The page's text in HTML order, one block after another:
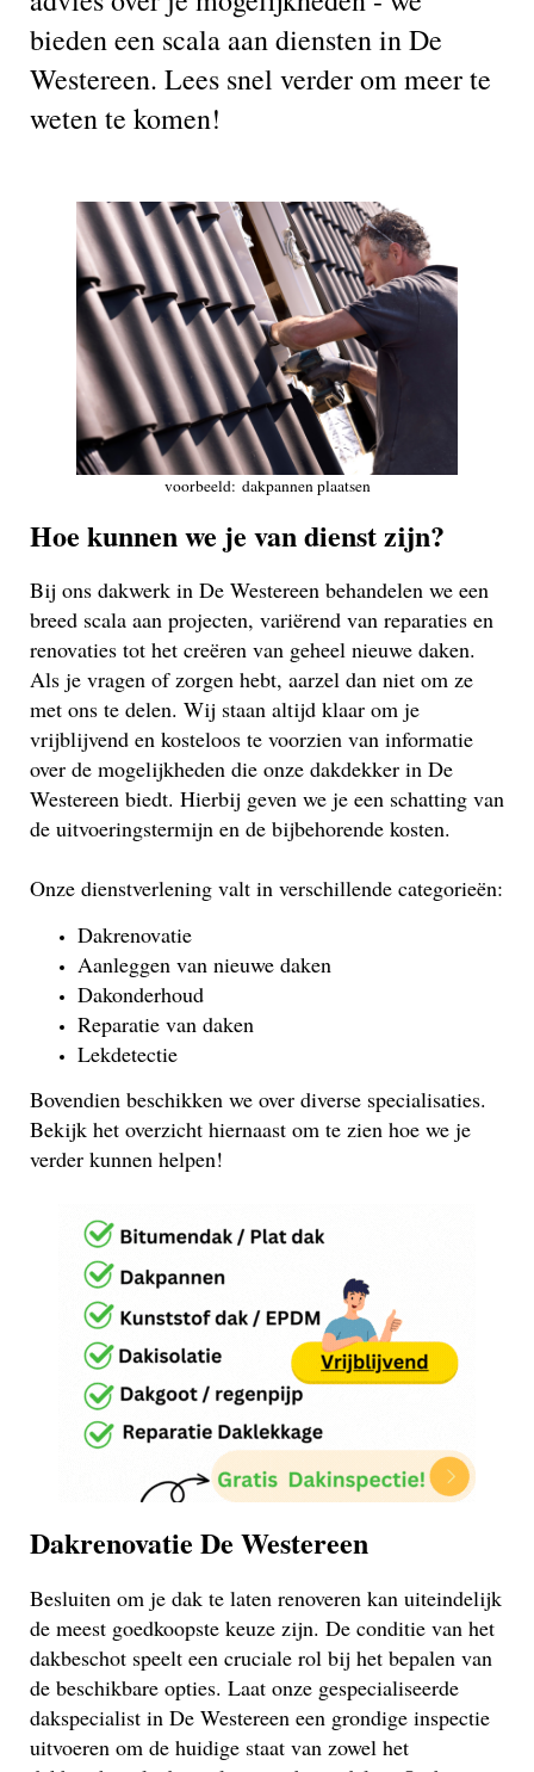
bieden een scala aan diensten in De
Westereen. Lees snel verder om meer te
weten te komen!
voorbeeld: dakpannen plaatsen
Hoe kunnen we je van dienst zijn?
Bij ons dakwerk in De Westereen behandelen we een
breed scala aan projecten, variërend van reparaties en
renovaties tot het creëren van geheel nieuwe daken.
Als je vragen of zorgen hebt, aarzel dan niet om ze
met ons te delen. Wij staan altijd klaar om je
vrijblijvend en kosteloos te voorzien van informatie
over de mogelijkheden die onze dakdekker in De
Westereen biedt. Hierbij geven we je een schatting van
de uitvoeringstermijn en de bijbehorende kosten.
Onze dienstverlening valt in verschillende categorieën:
Dakrenovatie
Aanleggen van nieuwe daken
Dakonderhoud
Reparatie van daken
Lekdetectie
Bovendien beschikken we over diverse specialisaties.
Bekijk het overzicht hiernaast om te zien hoe we je
verder kunnen helpen!
Dakrenovatie De Westereen
Besluiten om je dak te laten renoveren kan uiteindelijk
de meest goedkoopste keuze zijn. De conditie van het
dakbeschot speelt een cruciale rol bij het bepalen van
de beschikbare opties. Laat onze gespecialiseerde
dakspecialist in De Westereen een grondige inspectie
uitvoeren om de huidige staat van zowel het